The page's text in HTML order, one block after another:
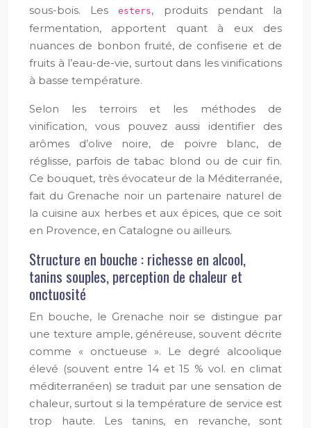
sous-bois. Lesesters, produits pendant la
fermentation, apportent quant à eux des
nuances de bonbon fruité, de confiserie et de
fruits à l’eau-de-vie, surtout dans les vinifications
à basse température.
Selon les terroirs et les méthodes de
vinification, vous pouvez aussi identifier des
arômes d’olive noire, de poivre blanc, de
réglisse, parfois de tabac blond ou de cuir fin.
Ce bouquet, très évocateur de la Méditerranée,
fait du Grenache noir un partenaire naturel de
la cuisine aux herbes et aux épices, que ce soit
en Provence, en Catalogne ou ailleurs.
Structure en bouche : richesse en alcool,
tanins souples, perception de chaleur et
onctuosité
En bouche, le Grenache noir se distingue par
une texture ample, généreuse, souvent décrite
comme « onctueuse ». Le degré alcoolique
élevé (souvent entre 14 et 15 % vol. en climat
méditerranéen) se traduit par une sensation de
chaleur, surtout si la température de service est
trop haute. Les tanins, en revanche, sont